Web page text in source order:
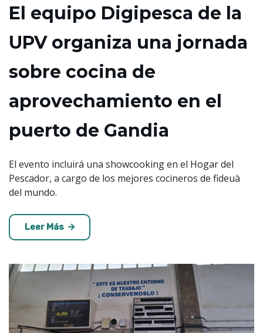
El equipo Digipesca de la
UPV organiza una jornada
sobre cocina de
aprovechamiento en el
puerto de Gandia
El evento incluirá una showcooking en el Hogar del
Pescador, a cargo de los mejores cocineros de fideuà
del mundo.
Leer Más